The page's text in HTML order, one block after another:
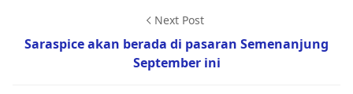
Next Post
Saraspice akan berada di pasaran Semenanjung
September ini